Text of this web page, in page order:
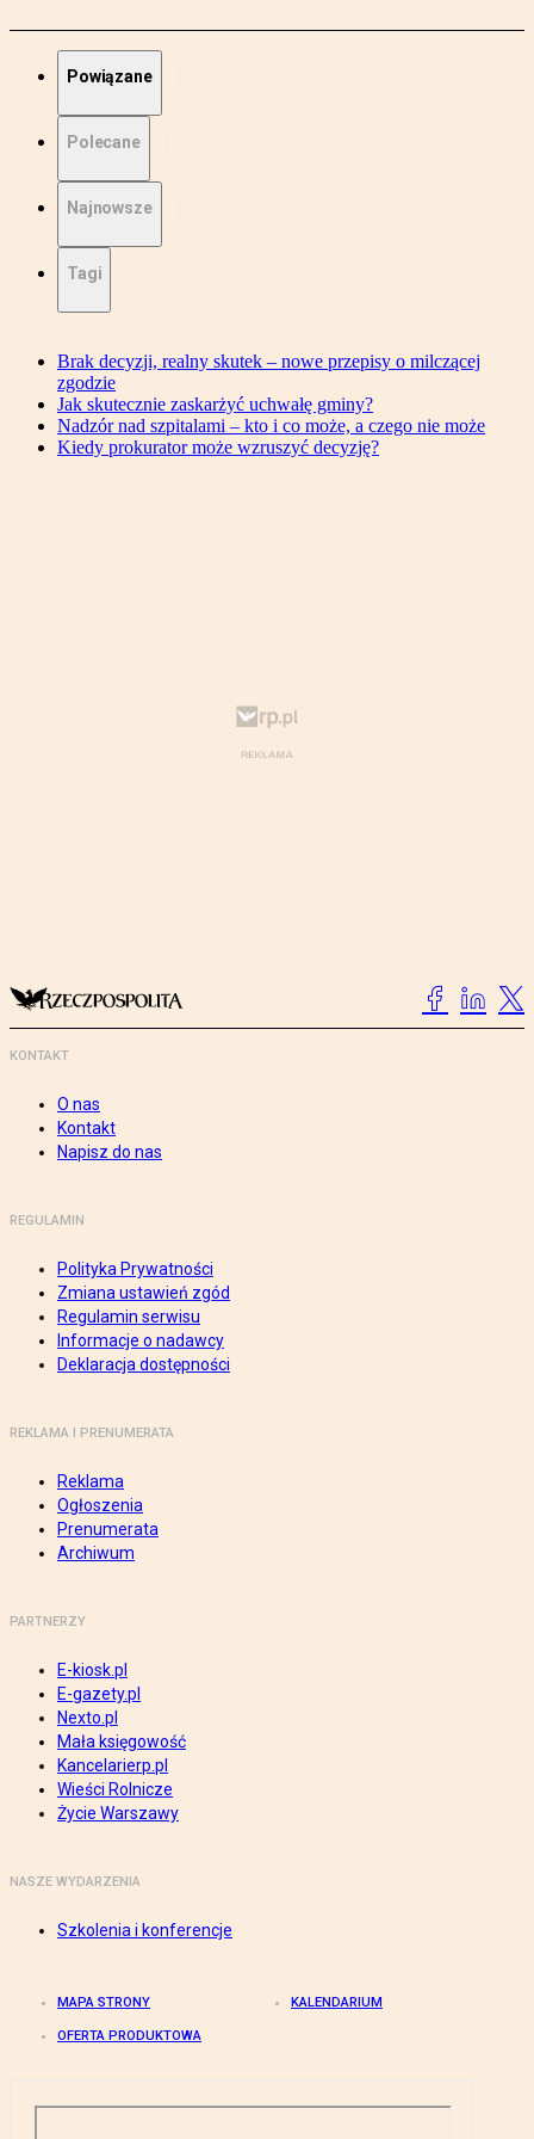
Powiązane
Polecane
Najnowsze
Tagi
Brak decyzji, realny skutek – nowe przepisy o milczącej
zgodzie
Jak skutecznie zaskarżyć uchwałę gminy?
Nadzór nad szpitalami – kto i co może, a czego nie może
Kiedy prokurator może wzruszyć decyzję?
KONTAKT
O nas
Kontakt
Napisz do nas
REGULAMIN
Polityka Prywatności
Zmiana ustawień zgód
Regulamin serwisu
Informacje o nadawcy
Deklaracja dostępności
REKLAMA I PRENUMERATA
Reklama
Ogłoszenia
Prenumerata
Archiwum
PARTNERZY
E-kiosk.pl
E-gazety.pl
Nexto.pl
Mała księgowość
Kancelarierp.pl
Wieści Rolnicze
Życie Warszawy
NASZE WYDARZENIA
Szkolenia i konferencje
MAPA STRONY KALENDARIUM
OFERTA PRODUKTOWA